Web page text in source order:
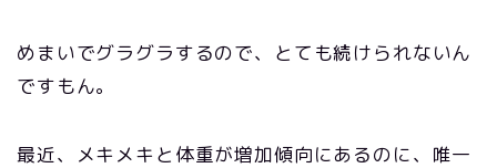
めまいでグラグラするので、とても続けられないん
ですもん。
最近、メキメキと体重が増加傾向にあるのに、唯一